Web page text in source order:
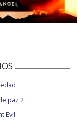
paz 2
Evil